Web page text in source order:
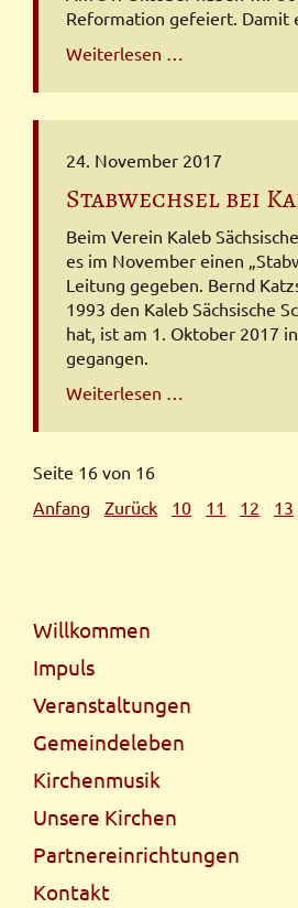
Reformation gefeiert. Damit
Weiterlesen …
24. November 2017
Stabwechsel bei
Beim Verein Kaleb
es im November einen
Leitung gegeben. Bernd
1993 den Kaleb Sächsische
hat, ist am 1. Oktober 2017
gegangen.
Weiterlesen …
Seite 16 von 16
Anfang
Zurück 10 11 12 13
Navigation
Willkommen
Impuls
Veranstaltungen
Gemeindeleben
Kirchenmusik
Unsere Kirchen
Partnereinrichtungen
Kontakt